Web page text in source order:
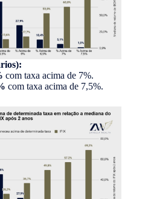
com taxa acima de 7%.
com taxa acima de 7,5%.